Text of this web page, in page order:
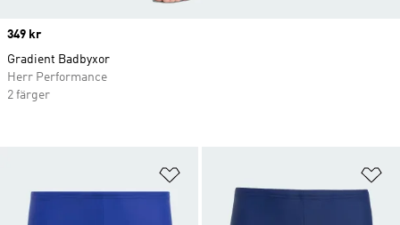
Price
349 kr
Gradient Badbyxor
Herr Performance
2 färger